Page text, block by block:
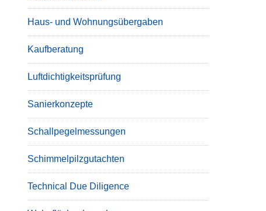
Haus- und Wohnungsübergaben
Kaufberatung
Luftdichtigkeitsprüfung
Sanierkonzepte
Schallpegelmessungen
Schimmelpilzgutachten
Technical Due Diligence